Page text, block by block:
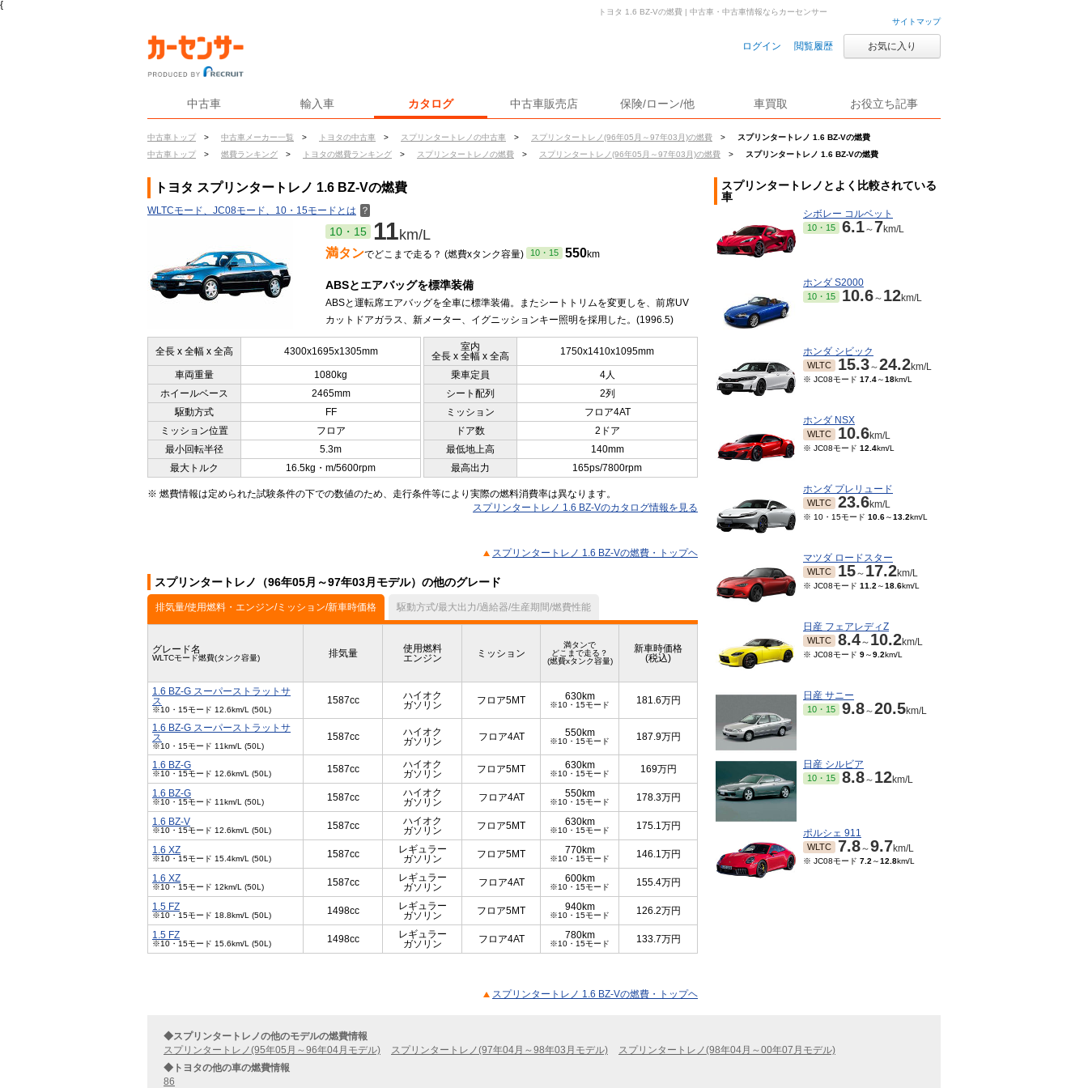
{
サイトマップ
ログイン 閲覧履歴 お気に入り
中古車 輸入車 カタログ 中古車販売店 保険/ローン/他 車買取 お役立ち記事
中古車トップ > 中古車メーカー一覧 > トヨタの中古車 > スプリンタートレノの中古車 > スプリンタートレノ(96年05月～97年03月)の燃費 >
スプリンタートレノ 1.6 BZ-Vの燃費
中古車トップ
> 燃費ランキング > トヨタの燃費ランキング > スプリンタートレノの燃費 > スプリンタートレノ(96年05月～97年03月)の燃費 > スプリンタートレノ 1.6 BZ-Vの燃費
トヨタ 1.6 BZ-Vの燃費 | 中古車・中古車情報ならカーセンサー
トヨタ スプリンタートレノ 1.6 BZ-Vの燃費
WLTCモード、JC08モード、10・15モードとは ？
10・15 11km/L
満タンでどこまで走る？ (燃費xタンク容量) 10・15 550km
ABSとエアバッグを標準装備
ABSと運転席エアバッグを全車に標準装備。またシートトリムを変更しを、前席UV
カットドアガラス、新メーター、イグニッションキー照明を採用した。(1996.5)
全長 x 全幅 x 全高 4300x1695x1305mm
室内
全長 x 全幅 x 全高
1750x1410x1095mm
車両重量 1080kg 乗車定員
4人
ホイールベース
2465mm シート配列
2列
駆動方式
FF ミッション
フロア4AT
ミッション位置
フロア ドア数
2ドア
最小回転半径
5.3m 最低地上高
140mm
最大トルク
16.5kg・m/5600rpm 最高出力 165ps/7800rpm
※ 燃費情報は定められた試験条件の下での数値のため、走行条件等により実際の燃料消費率は異なります。
スプリンタートレノ 1.6 BZ-Vのカタログ情報を見る
スプリンタートレノ 1.6 BZ-Vの燃費・トップヘ
スプリンタートレノ（96年05月～97年03月モデル）の他のグレード
排気量/使用燃料・エンジン/ミッション/新車時価格 駆動方式/最大出力/過給器/生産期間/燃費性能
グレード名
WLTCモード燃費(タンク容量) 排気量
使用燃料
エンジン
ミッション
満タンで
どこまで走る？
(燃費xタンク容量)
新車時価格
(税込)
1.6 BZ-G スーパーストラットサ
ス
※10・15モード 12.6km/L (50L)
1587cc
ハイオク
ガソリン
フロア5MT 630km
※10・15モード 181.6万円
1.6 BZ-G スーパーストラットサ
ス
※10・15モード 11km/L (50L)
1587cc
ハイオク
ガソリン
フロア4AT 550km
※10・15モード 187.9万円
1.6 BZ-G
※10・15モード 12.6km/L (50L) 1587cc
ハイオク
ガソリン
フロア5MT 630km
※10・15モード 169万円
1.6 BZ-G
※10・15モード 11km/L (50L) 1587cc
ハイオク
ガソリン
フロア4AT 550km
※10・15モード 178.3万円
1.6 BZ-V
※10・15モード 12.6km/L (50L) 1587cc
ハイオク
ガソリン
フロア5MT 630km
※10・15モード 175.1万円
1.6 XZ
※10・15モード 15.4km/L (50L) 1587cc
レギュラー
ガソリン
フロア5MT 770km
※10・15モード 146.1万円
1.6 XZ
※10・15モード 12km/L (50L) 1587cc
レギュラー
ガソリン
フロア4AT 600km
※10・15モード 155.4万円
1.5 FZ
※10・15モード 18.8km/L (50L) 1498cc
レギュラー
ガソリン
フロア5MT 940km
※10・15モード 126.2万円
1.5 FZ
※10・15モード 15.6km/L (50L) 1498cc
レギュラー
ガソリン
フロア4AT 780km
※10・15モード 133.7万円
スプリンタートレノ 1.6 BZ-Vの燃費・トップヘ
スプリンタートレノとよく比較されている
車
シボレー コルベット
10・15 6.1～7km/L
ホンダ S2000
10・15 10.6～ 12km/L
ホンダ シビック
WLTC 15.3～24.2km/L
※ JC08モード 17.4～18km/L
ホンダ NSX
WLTC 10.6km/L
※ JC08モード 12.4km/L
ホンダ プレリュード
WLTC 23.6km/L
※ 10・15モード 10.6～13.2km/L
マツダ ロードスター
WLTC 15～ 17.2km/L
※ JC08モード 11.2 ～18.6km/L
日産 フェアレディZ
WLTC 8.4～ 10.2km/L
※ JC08モード 9～9.2km/L
日産 サニー
10・15 9.8～20.5km/L
日産 シルビア
10・15 8.8～ 12km/L
ポルシェ 911
WLTC 7.8～9.7km/L
※ JC08モード 7.2 ～12.8km/L
◆スプリンタートレノの他のモデルの燃費情報
スプリンタートレノ(95年05月～96年04月モデル)
スプリンタートレノ(97年04月～98年03月モデル)
スプリンタートレノ(98年04月～00年07月モデル)
◆トヨタの他の車の燃費情報
86